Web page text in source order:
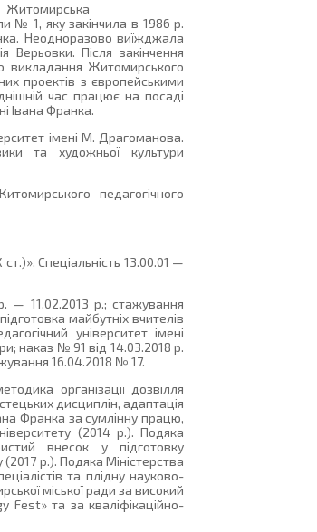
Житомирська
№ 1, яку закінчила в 1986 р.
Неодноразово виїжджала
Верьовки. Після закінчення
викладання Житомирського
проектів з європейськими
час працює на посаді
Івана Франка.
імені М. Драгоманова.
та художньої культури
педагогічного
Спеціальність 13.00.01 —
— 11.02.2013 р.; стажування
майбутніх вчителів
університет імені
наказ № 91 від 14.03.2018 р.
16.04.2018 № 17.
організації дозвілля
дисциплін, адаптація
Франка за сумлінну працю,
(2014 р.). Подяка
внесок у підготовку
р.). Подяка Міністерства
та плідну науково-
міської ради за високий
Fest» та за кваліфікаційно-